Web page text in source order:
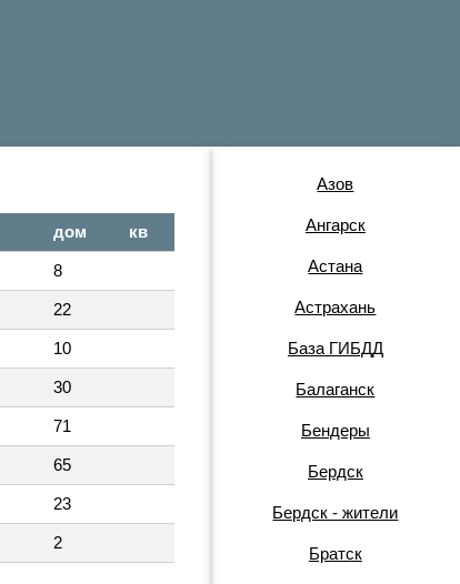
дом кв
8
22
10
30
71
65
23
2
Азов
Ангарск
Астана
Астрахань
База ГИБДД
Балаганск
Бендеры
Бердск
Бердск - жители
Братск